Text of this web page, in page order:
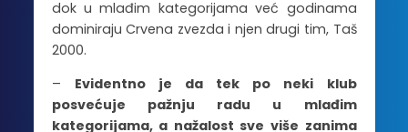
dok u mlađim kategorijama već godinama
dominiraju Crvena zvezda i njen drugi tim, Taš
2000.
– Evidentno je da tek po neki klub
posvećuje pažnju radu u mlađim
kategorijama, a nažalost sve više zanima